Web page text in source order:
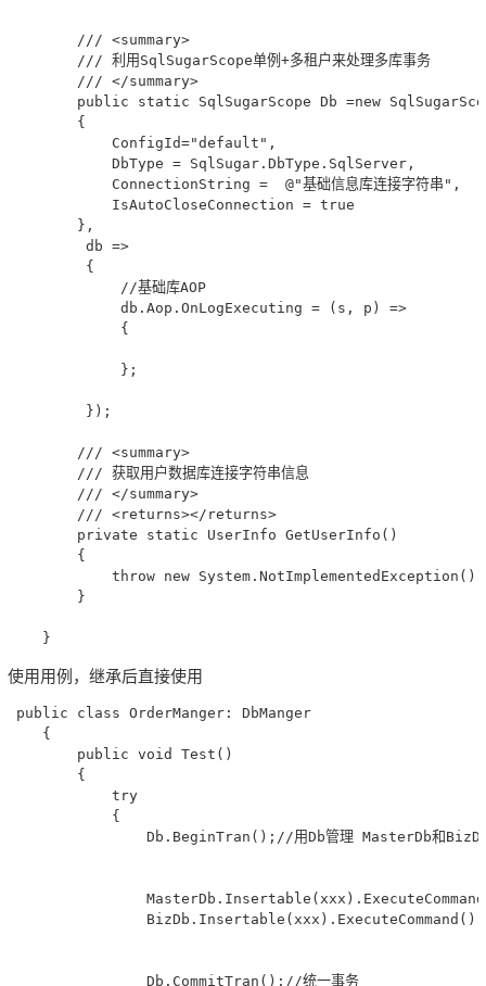
        /// <summary>
        /// 利用SqlSugarScope单例+多租户来处理多库事务
        /// </summary>
public static SqlSugarScope Db =new
        {
            ConfigId="default",
            DbType = SqlSugar.DbType.SqlServer,
            ConnectionString =  @"基础信息库连接字符串",
            IsAutoCloseConnection = true
        },
         db =>
         {
             //基础库AOP
             db.Aop.OnLogExecuting = (s, p) =>
             {
             };
         });
        /// <summary>
        /// 获取用户数据库连接字符串信息
        /// </summary>
        /// <returns></returns>
        private static UserInfo GetUserInfo()
        {
            throw new System.NotImplementedException();
        }
使用用例，继承后直接使用
public class OrderManger: DbManger
    {
        public void Test()
        {
            try
            {
Db.BeginTran();//用Db管理 MasterDb和
                Db.CommitTran();//统一事务